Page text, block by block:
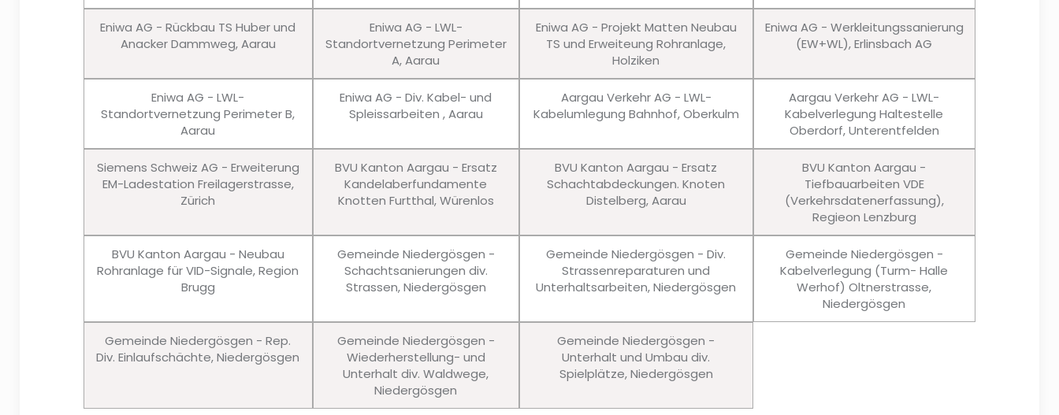
Eniwa AG - Rückbau TS Huber und
Anacker Dammweg, Aarau
Eniwa AG - LWL-
Standortvernetzung Perimeter
A, Aarau
Eniwa AG - Projekt Matten Neubau
TS und Erweiteung Rohranlage,
Holziken
Eniwa AG - Werkleitungssanierung
(EW+WL), Erlinsbach AG
Eniwa AG - LWL-
Standortvernetzung Perimeter B,
Aarau
Eniwa AG - Div. Kabel- und
Spleissarbeiten , Aarau
Aargau Verkehr AG - LWL-
Kabelumlegung Bahnhof, Oberkulm
Aargau Verkehr AG - LWL-
Kabelverlegung Haltestelle
Oberdorf, Unterentfelden
Siemens Schweiz AG - Erweiterung
EM-Ladestation Freilagerstrasse,
Zürich
BVU Kanton Aargau - Ersatz
Kandelaberfundamente
Knotten Furtthal, Würenlos
BVU Kanton Aargau - Ersatz
Schachtabdeckungen. Knoten
Distelberg, Aarau
BVU Kanton Aargau -
Tiefbauarbeiten VDE
(Verkehrsdatenerfassung),
Regieon Lenzburg
BVU Kanton Aargau - Neubau
Rohranlage für VID-Signale, Region
Brugg
Gemeinde Niedergösgen -
Schachtsanierungen div.
Strassen, Niedergösgen
Gemeinde Niedergösgen - Div.
Strassenreparaturen und
Unterhaltsarbeiten, Niedergösgen
Gemeinde Niedergösgen -
Kabelverlegung (Turm- Halle
Werhof) Oltnerstrasse,
Niedergösgen
Gemeinde Niedergösgen - Rep.
Div. Einlaufschächte, Niedergösgen
Gemeinde Niedergösgen -
Wiederherstellung- und
Unterhalt div. Waldwege,
Niedergösgen
Gemeinde Niedergösgen -
Unterhalt und Umbau div.
Spielplätze, Niedergösgen